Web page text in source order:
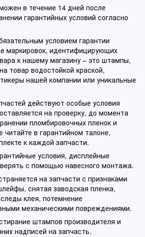
в течение 14 дней после
гарантийных условий согласно
условием гарантии
маркировок, идентифицирующих
к нашему магазину – это штампы,
товар водостойкой краской,
нашей компании или уникальные
действуют особые условия
на проверку, до момента
пломбировочных пленок и
в гарантийном талоне,
к каждой запчасти.
условия, дисплейные
с помощью навесного монтажа.
на запчасти с признаками
снятая заводская пленка,
клея, потемнение
механическими повреждениями.
штампов производителя и
надписей на запчасть.